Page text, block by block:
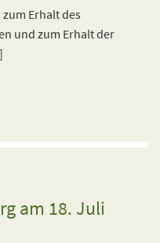
Erhalt des
und zum Erhalt der
am 18. Juli